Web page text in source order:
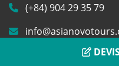
(+84) 904 29 35 79